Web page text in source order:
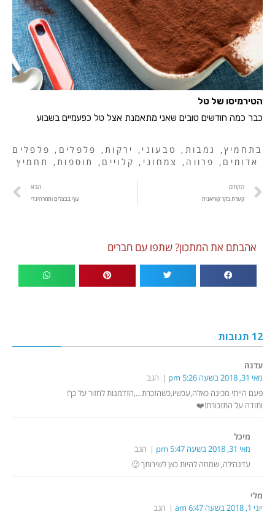
הטירמיסו של טל
כבר כמה חודשים טובים שאני מתאמנת אצל טל כפעמיים בשבוע
בתחמיץ, גמבות , טבעוני , ירקות, פלפלים , פלפלים
אדומים , פרווה , צמחוני , קלויים , תוספות, תחמיץ
הקודם
קערת בקר קוריאנית
הבא
עוף בבצלים ותמרהינדי
אהבתם את המתכון? שתפו עם חברים
12 תגובות
עדנה
מאי 31, 2018 בשעה 5:26 pm
הגב
פעם הייתי מכינה כאלה,עכשיו,כשהזכרת…,הזדמנות לחזור על כך!
ותודה על התזכורת!❤️
מיכל
מאי 31, 2018 בשעה 5:47 pm
הגב
עדנה׳לה, שמחה להיות כאן לשירותך 🙂
מלי
יוני 1, 2018 בשעה 6:47 am
הגב